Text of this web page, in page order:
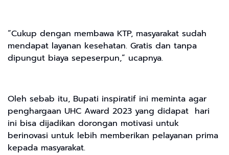
“Cukup dengan membawa KTP, masyarakat sudah
mendapat layanan kesehatan. Gratis dan tanpa
dipungut biaya sepeserpun,” ucapnya.
Oleh sebab itu, Bupati inspiratif ini meminta agar
penghargaan UHC Award 2023 yang didapat hari
ini bisa dijadikan dorongan motivasi untuk
berinovasi untuk lebih memberikan pelayanan prima
kepada masyarakat.